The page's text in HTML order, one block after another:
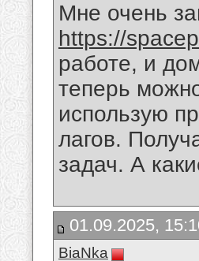
Мне очень
https://
работе, и
теперь
использую
лагов.
задач. А
01.09.2025,
BiaNka